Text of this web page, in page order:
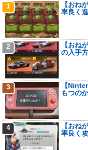
1
【おね
率良く
2
【おね
の入手
3
【
もつの
4
【おね
率良く